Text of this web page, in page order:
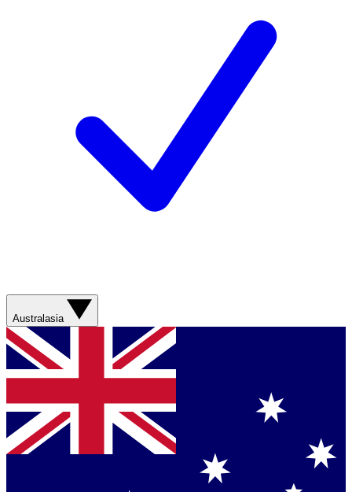
Australasia